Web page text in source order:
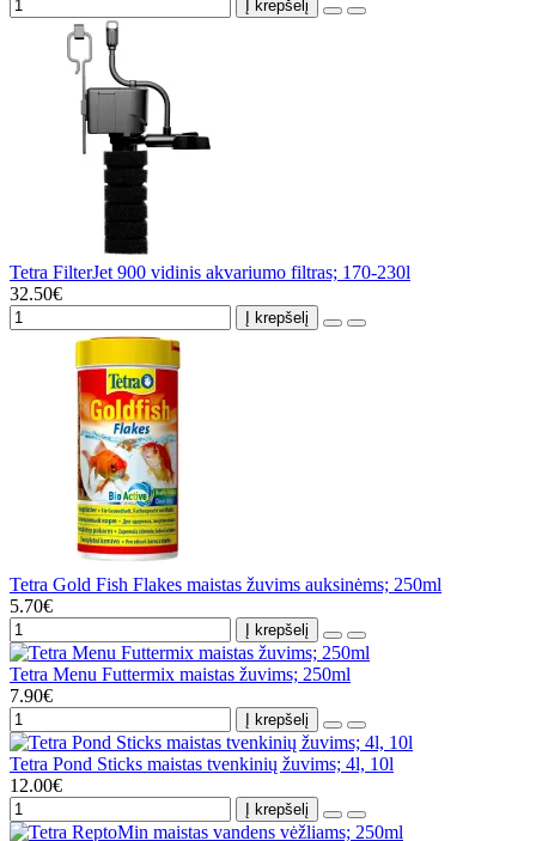
Į krepšelį
Tetra FilterJet 900 vidinis akvariumo filtras; 170-230l
32.50€
Į krepšelį
Tetra Gold Fish Flakes maistas žuvims auksinėms; 250ml
5.70€
Į krepšelį
Tetra Menu Futtermix maistas žuvims; 250ml
7.90€
Į krepšelį
Tetra Pond Sticks maistas tvenkinių žuvims; 4l, 10l
12.00€
Į krepšelį